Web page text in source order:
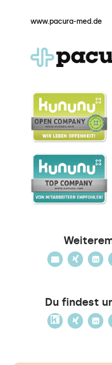
www.pacura-med.de
Du findest